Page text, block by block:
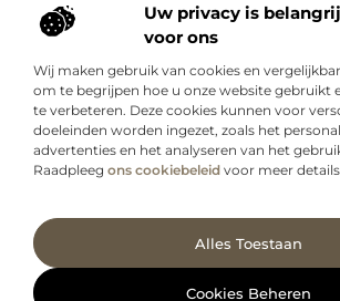
Uw privacy is
voor ons
Wij maken gebruik van cookies en
om te begrijpen hoe u onze website gebruikt
te verbeteren. Deze cookies kunnen voor
doeleinden worden ingezet, zoals het
advertenties en het analyseren van het
Raadpleeg ons cookiebeleid voor meer
Alles Toestaan
Cookies Beheren
Bericht categorie
Onze informatie
@2025 www.grotemarktberaad.nl. All